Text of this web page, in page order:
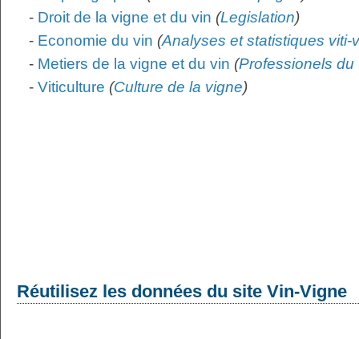
- Droit de la vigne et du vin (Legislation)
- Economie du vin (Analyses et statistiques viti-
- Metiers de la vigne et du vin (Professionels du
- Viticulture (Culture de la vigne)
Réutilisez les données du site Vin-Vigne